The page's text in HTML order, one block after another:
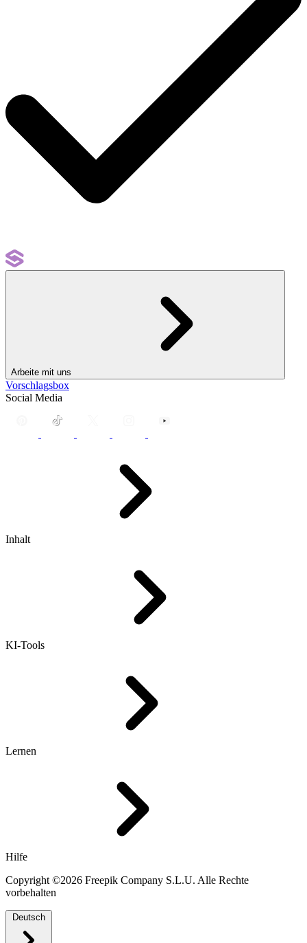
Arbeite mit uns
Vorschlagsbox
Social Media
Inhalt
KI-Tools
Lernen
Hilfe
Copyright ©2026 Freepik Company S.L.U. Alle Rechte
vorbehalten
Deutsch